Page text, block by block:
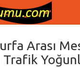
Arası
Trafik